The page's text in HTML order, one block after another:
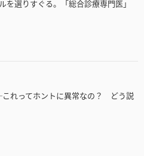
を選りすぐる。「総合診療専門医」
ってホントに異常なの？ どう説